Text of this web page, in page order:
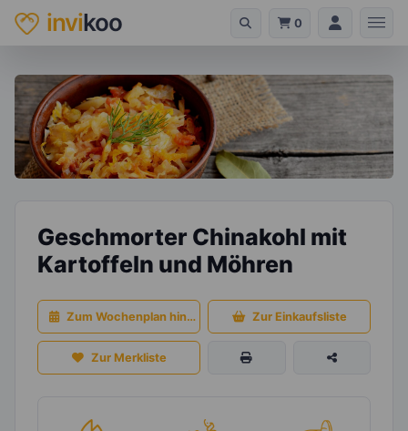
invikoo 0
Geschmorter Chinakohl mit
Kartoffeln und Möhren
Zum Wochenplan hinzufügen Zur Einkaufsliste
Zur Merkliste